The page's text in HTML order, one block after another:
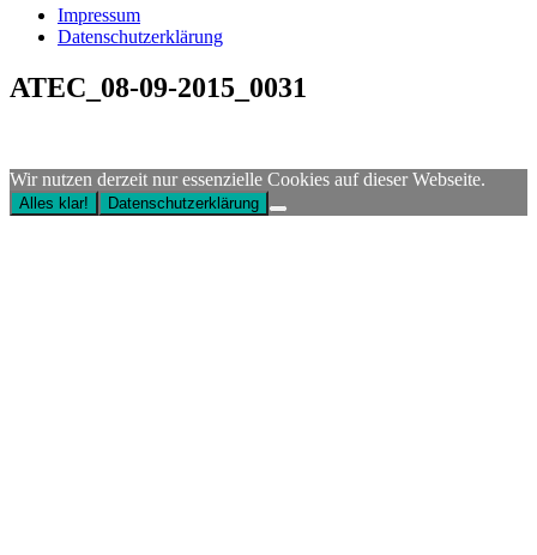
Impressum
Datenschutzerklärung
ATEC_08-09-2015_0031
Wir nutzen derzeit nur essenzielle Cookies auf dieser Webseite.
Alles klar! Datenschutzerklärung